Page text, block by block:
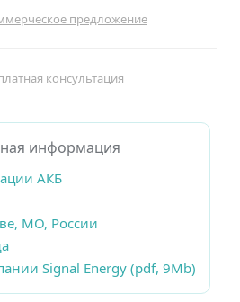
предложение
консультация
информация
АКБ
МО, России
Signal Energy (pdf, 9Mb)